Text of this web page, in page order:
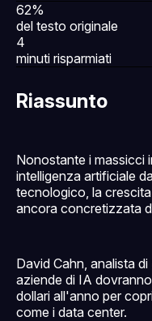
62%
del testo originale
4
minuti risparmiati
Riassunto
Nonostante i massicci
intelligenza artificiale
tecnologico, la
ancora concretizzata
David Cahn, analista
aziende di IA
dollari all'anno per
come i data center.